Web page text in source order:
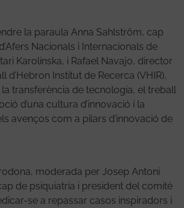
la paraula Anna Sahlström, cap
Nacionals i Internacionals de
Karolinska, i Rafael Navajo, director
d’Hebron Institut de Recerca (VHIR),
transferència de tecnologia, el treball
d’una cultura d’innovació i la
avenços com a pilars d’innovació de
moderada per Josep Antoni
de psiquiatria i president del comitè
se a repassar casos inspiradors i